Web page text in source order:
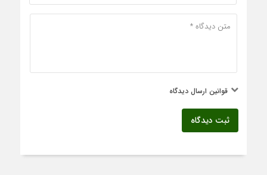
قوانین ارسال دیدگاه
ثبت دیدگاه